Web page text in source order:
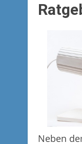
Neben